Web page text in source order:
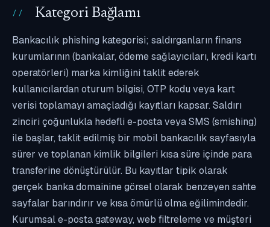
Kategori Bağlamı
Bankacılık phishing kategorisi; saldırganların finans
kurumlarının (bankalar, ödeme sağlayıcıları, kredi kartı
operatörleri) marka kimliğini taklit ederek
kullanıcılardan oturum bilgisi, OTP kodu veya kart
verisi toplamayı amaçladığı kayıtları kapsar. Saldırı
zinciri çoğunlukla hedefli e-posta veya SMS (smishing)
ile başlar, taklit edilmiş bir mobil bankacılık sayfasıyla
sürer ve toplanan kimlik bilgileri kısa süre içinde para
transferine dönüştürülür. Bu kayıtlar tipik olarak
gerçek banka domainine görsel olarak benzeyen sahte
sayfalar barındırır ve kısa ömürlü olma eğilimindedir.
Kurumsal e-posta gateway, web filtreleme ve müşteri